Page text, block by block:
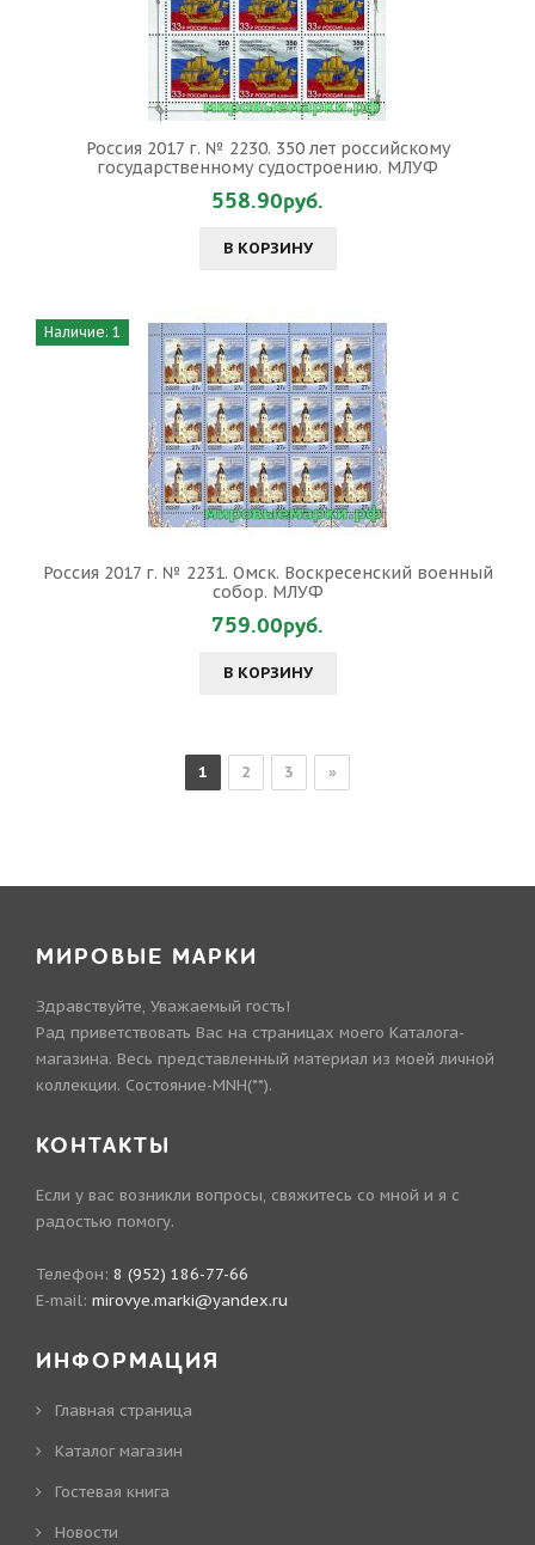
Россия 2017 г. № 2230. 350 лет российскому
государственному судостроению. МЛУФ
558.90руб.
В КОРЗИНУ
Наличие: 1
Россия 2017 г. № 2231. Омск. Воскресенский военный
собор. МЛУФ
759.00руб.
В КОРЗИНУ
1 2 3 »
МИРОВЫЕ МАРКИ
Здравствуйте, Уважаемый гость!
Рад приветствовать Вас на страницах моего Каталога-
магазина. Весь представленный материал из моей личной
коллекции. Состояние-MNH(**).
КОНТАКТЫ
Если у вас возникли вопросы, свяжитесь со мной и я с
радостью помогу.
Телефон: 8 (952) 186-77-66
E-mail: mirovye.marki@yandex.ru
ИНФОРМАЦИЯ
Главная страница
Каталог магазин
Гостевая книга
Новости